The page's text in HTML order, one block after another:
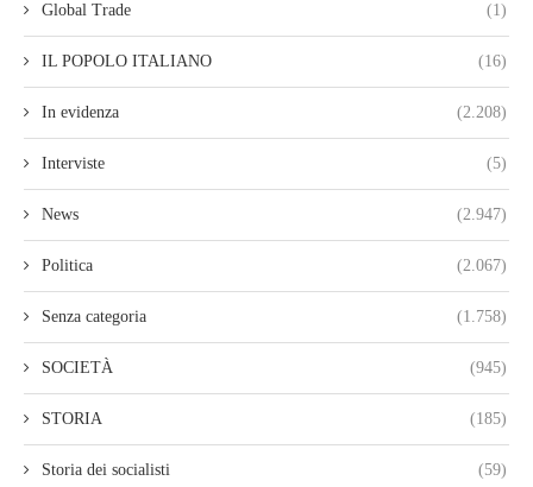
Global Trade (1)
IL POPOLO ITALIANO (16)
In evidenza (2.208)
Interviste (5)
News (2.947)
Politica (2.067)
Senza categoria (1.758)
SOCIETÀ (945)
STORIA (185)
Storia dei socialisti (59)